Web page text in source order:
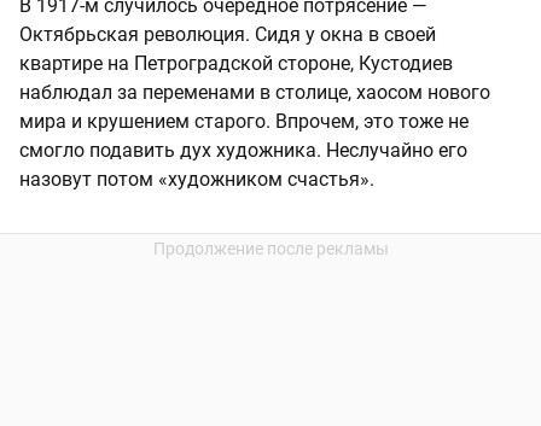
В 1917-м случилось очередное потрясение —
Октябрьская революция. Сидя у окна в своей
квартире на Петроградской стороне, Кустодиев
наблюдал за переменами в столице, хаосом нового
мира и крушением старого. Впрочем, это тоже не
смогло подавить дух художника. Неслучайно его
назовут потом «художником счастья».